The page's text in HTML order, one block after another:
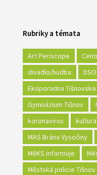
Rubriky a témata
Art Periscope
divadlo/hudba
Ekoporadna Tišnovsko
Gymnázium Tišnov
koronavirus
kultura
MAS Brána Vysočiny
MěKS informuje
Městská policie Tišnov